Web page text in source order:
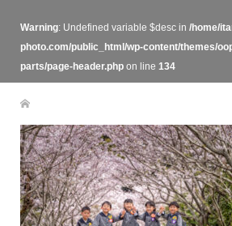
Warning: Undefined variable $desc in /home/
photo.com/public_html/wp-content/themes/
parts/page-header.phpon line 134